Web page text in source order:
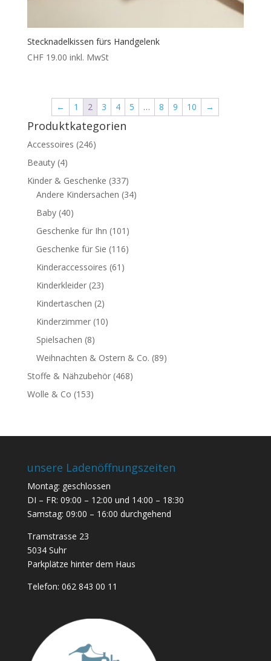
Stecknadelkissen fürs Handgelenk
CHF19.00 inkl. MwSt
← 1 2 3 4 5 … 8 9 10 →
Produktkategorien
Accessoires (246)
Beauty (4)
Kinder & Geschenke (337)
Andere Kindersachen (34)
Baby (40)
Geschenke für Ihn (101)
Geschenke für Sie (116)
Kinderaccessoires (61)
Kinderkleider (23)
Kindertaschen (2)
Kinderzimmer (10)
Spielsachen (8)
Weihnachten & Ostern & Co. (89)
Stoffe & Nähzubehör (468)
Wolle & Co (153)
unsere Ladenöffnungszeiten
Montag: geschlossen
DI – FR: 09:00 – 12:00 und 14:00 – 18:30
Samstag: 09:00 – 16:00 durchgehend
Tramstrasse 23
5034 Suhr
Parkplätze hinter dem Haus
Telefon: 062 843 00 11